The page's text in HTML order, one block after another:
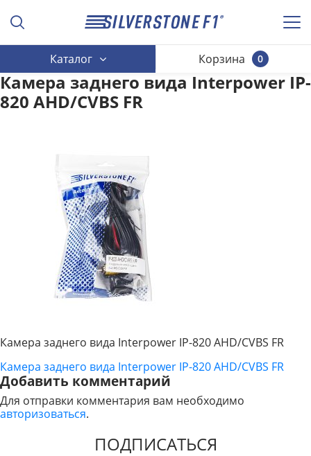
Каталог 0
Корзина
Камера заднего вида Interpower IP-
820 AHD/CVBS FR
Камера заднего вида Interpower IP-820 AHD/CVBS FR
НАВИГАЦИЯ
ПО
ЗАПИСЯМ
Камера заднего вида Interpower IP-820 AHD/CVBS FR
Добавить комментарий
Для отправки комментария вам необходимо
авторизоваться.
ПОДПИСАТЬСЯ